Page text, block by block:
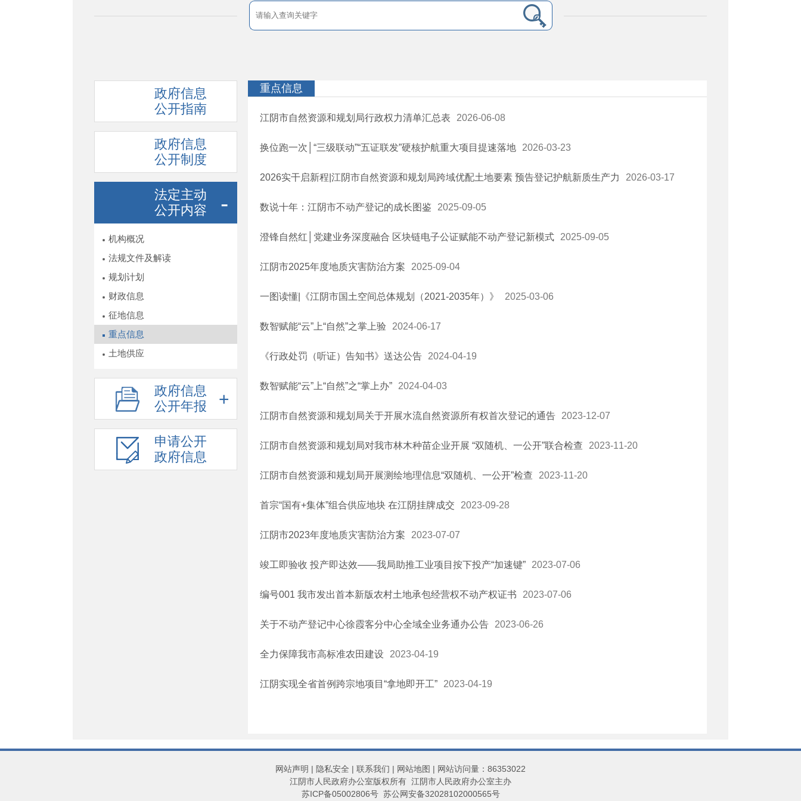
政府信息
公开指南
政府信息
公开制度
法定主动
公开内容
机构概况
法规文件及解读
规划计划
财政信息
征地信息
重点信息
土地供应
政府信息
公开年报
申请公开
政府信息
重点信息
江阴市自然资源和规划局行政权力清单汇总表 2026-06-08
换位跑一次│“三级联动”“五证联发”硬核护航重大项目提速落地 2026-03-23
2026实干启新程|江阴市自然资源和规划局跨域优配土地要素 预告登记护航新质生产力 2026-03-17
数说十年：江阴市不动产登记的成长图鉴 2025-09-05
澄锋自然红│党建业务深度融合 区块链电子公证赋能不动产登记新模式 2025-09-05
江阴市2025年度地质灾害防治方案 2025-09-04
一图读懂|《江阴市国土空间总体规划（2021-2035年）》 2025-03-06
数智赋能“云”上“自然”之掌上验 2024-06-17
《行政处罚（听证）告知书》送达公告 2024-04-19
数智赋能“云”上“自然”之“掌上办” 2024-04-03
江阴市自然资源和规划局关于开展水流自然资源所有权首次登记的通告 2023-12-07
江阴市自然资源和规划局对我市林木种苗企业开展 “双随机、一公开”联合检查 2023-11-20
江阴市自然资源和规划局开展测绘地理信息“双随机、一公开”检查 2023-11-20
首宗“国有+集体”组合供应地块 在江阴挂牌成交 2023-09-28
江阴市2023年度地质灾害防治方案 2023-07-07
竣工即验收 投产即达效——我局助推工业项目按下投产“加速键” 2023-07-06
编号001 我市发出首本新版农村土地承包经营权不动产权证书 2023-07-06
关于不动产登记中心徐霞客分中心全域全业务通办公告 2023-06-26
全力保障我市高标准农田建设 2023-04-19
江阴实现全省首例跨宗地项目“拿地即开工” 2023-04-19
网站声明 | 隐私安全 | 联系我们 | 网站地图 | 网站访问量：86353022
江阴市人民政府办公室版权所有 江阴市人民政府办公室主办
苏ICP备05002806号 苏公网安备32028102000565号